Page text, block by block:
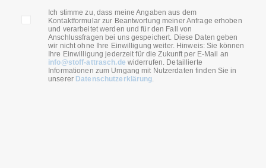
Ich stimme zu, dass meine Angaben aus dem
Kontaktformular zur Beantwortung meiner Anfrage erhoben
und verarbeitet werden und für den Fall von
Anschlussfragen bei uns gespeichert. Diese Daten geben
wir nicht ohne Ihre Einwilligung weiter. Hinweis: Sie können
Ihre Einwilligung jederzeit für die Zukunft per E-Mail an
info@stoff-attrasch.de widerrufen. Detaillierte
Informationen zum Umgang mit Nutzerdaten finden Sie in
unserer Datenschutzerklärung.